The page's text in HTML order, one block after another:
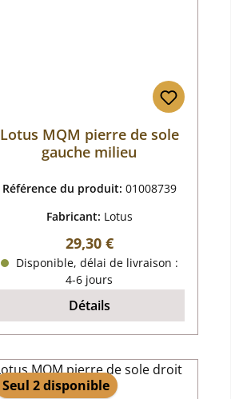
Lotus MQM pierre de sole
gauche milieu
Référence du produit: 01008739
Fabricant: Lotus
Prix régulier :
29,30 €
Disponible, délai de livraison :
4-6 jours
Détails
Seul 2 disponible